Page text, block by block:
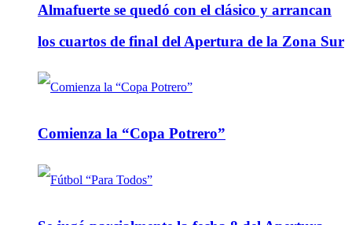
Almafuerte se quedó con el clásico y arrancan
los cuartos de final del Apertura de la Zona Sur
Comienza la “Copa Potrero”